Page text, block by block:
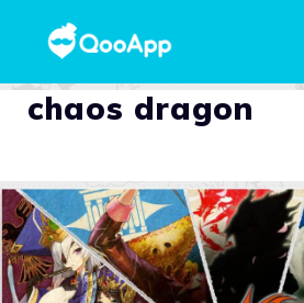
chaos dragon